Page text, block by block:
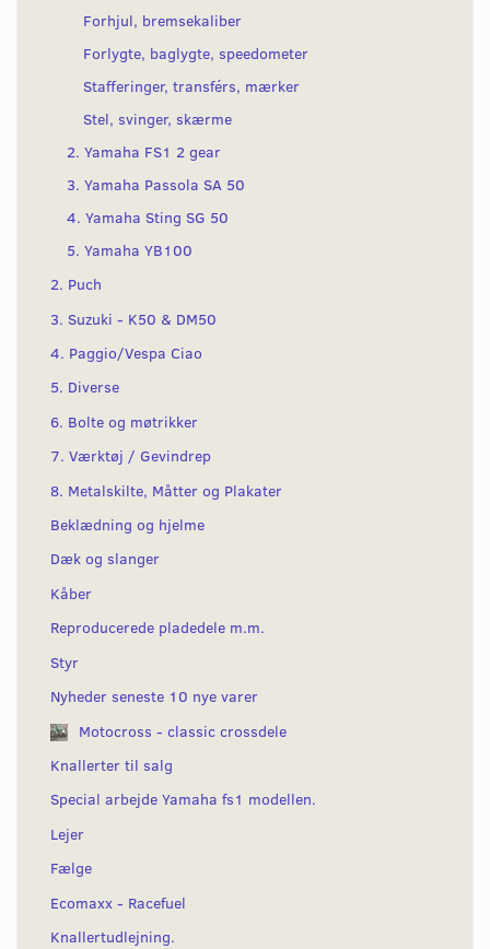
Forhjul, bremsekaliber
Forlygte, baglygte, speedometer
Stafferinger, transférs, mærker
Stel, svinger, skærme
2. Yamaha FS1 2 gear
3. Yamaha Passola SA 50
4. Yamaha Sting SG 50
5. Yamaha YB100
2. Puch
3. Suzuki - K50 & DM50
4. Paggio/Vespa Ciao
5. Diverse
6. Bolte og møtrikker
7. Værktøj / Gevindrep
8. Metalskilte, Måtter og Plakater
Beklædning og hjelme
Dæk og slanger
Kåber
Reproducerede pladedele m.m.
Styr
Nyheder seneste 10 nye varer
Motocross - classic crossdele
Knallerter til salg
Special arbejde Yamaha fs1 modellen.
Lejer
Fælge
Ecomaxx - Racefuel
Knallertudlejning.